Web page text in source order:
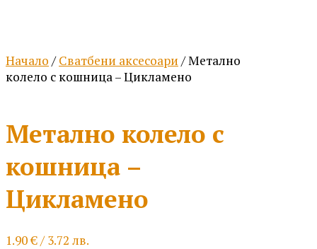
Начало /Сватбени аксесоари / Метално
колело с кошница – Цикламено
Метално колело с
кошница –
Цикламено
1.90€/ 3.72 лв.